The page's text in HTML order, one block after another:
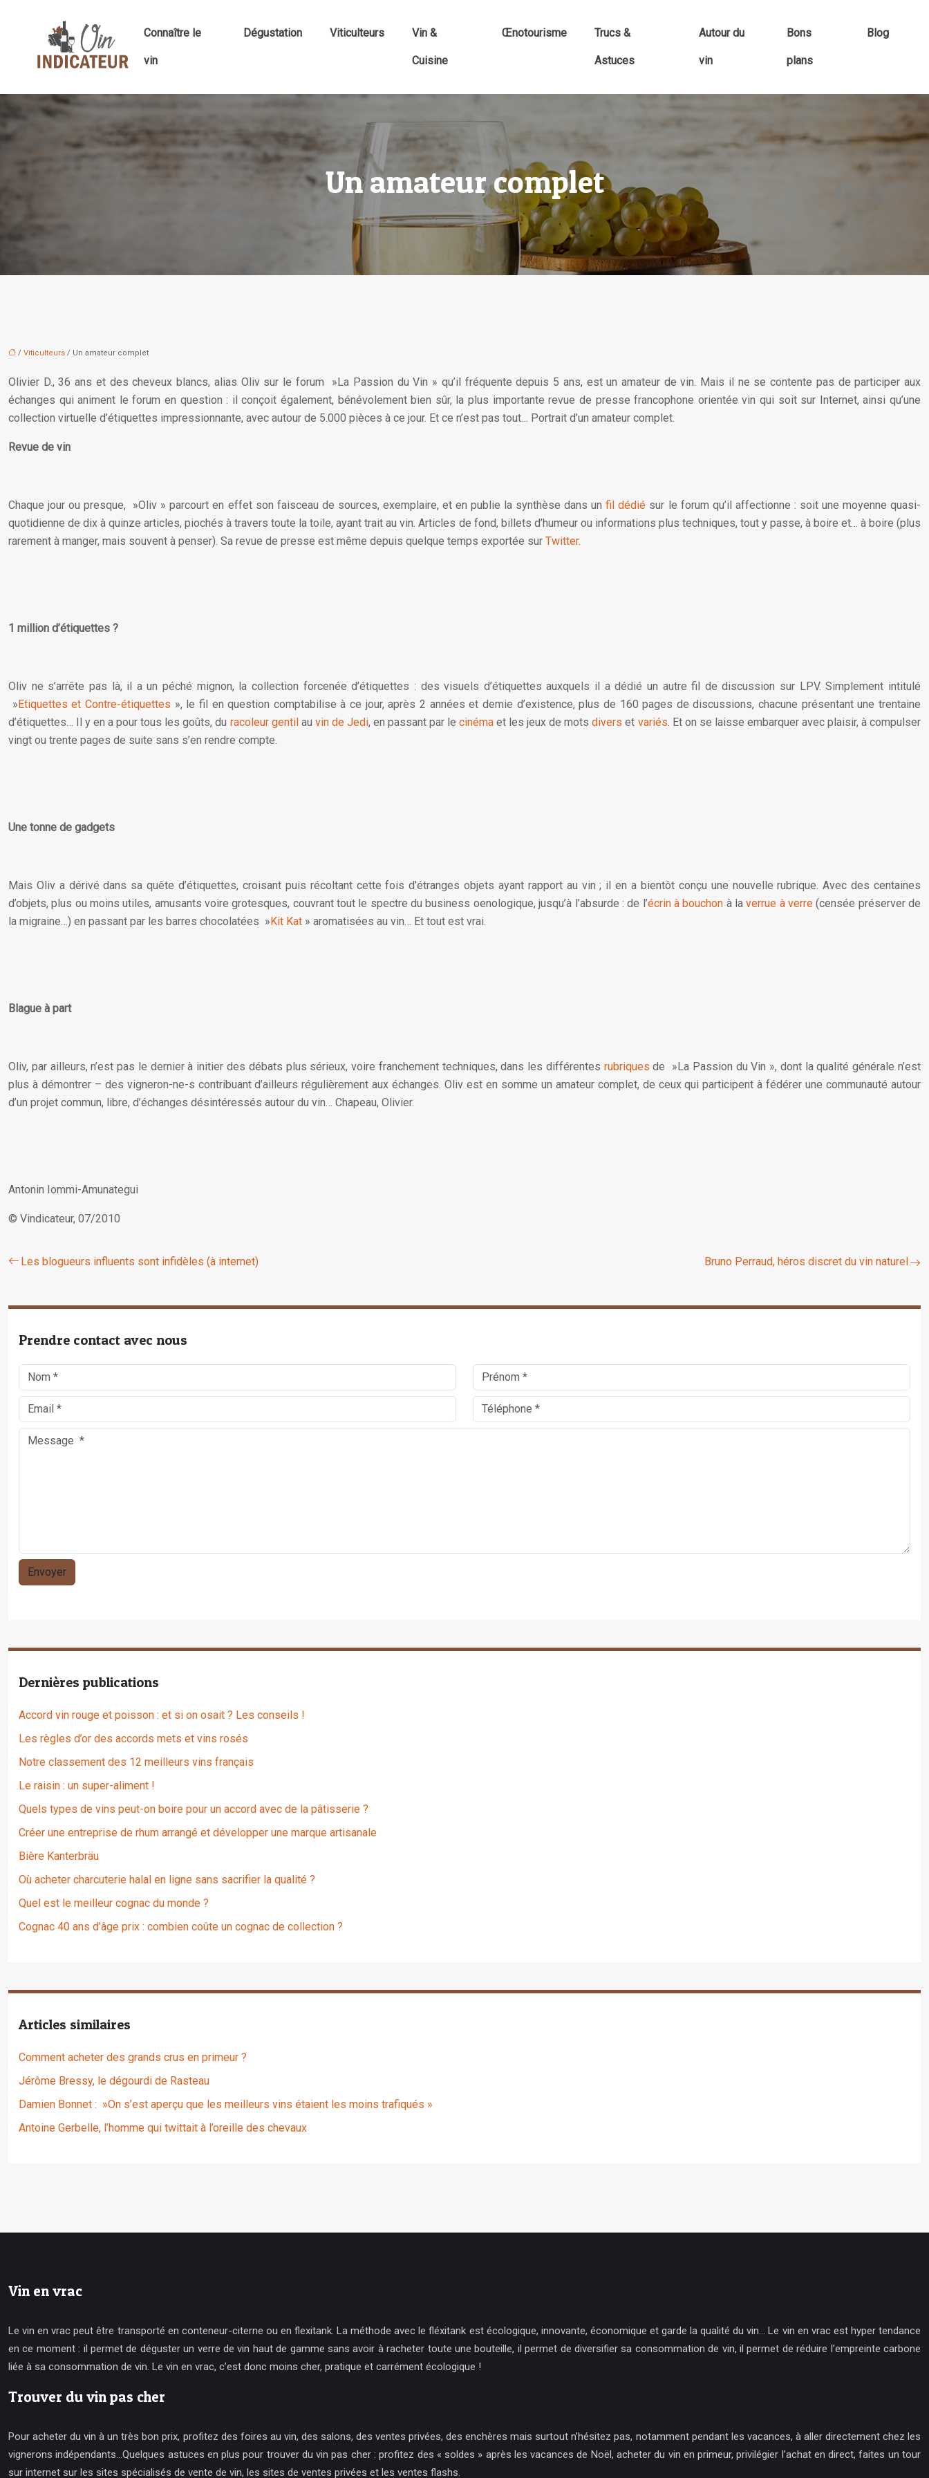
Connaître le
vin
Dégustation Viticulteurs Vin &
Cuisine
Œnotourisme Trucs &
Astuces
Autour du
vin
Bons
plans
Blog
Un amateur complet
/ Viticulteurs / Un amateur complet
Olivier D., 36 ans et des cheveux blancs, alias Oliv sur le forum »La Passion du Vin » qu’il fréquente depuis 5 ans, est un amateur de vin. Mais il ne se contente pas de participer aux
échanges qui animent le forum en question : il conçoit également, bénévolement bien sûr, la plus importante revue de presse francophone orientée vin qui soit sur Internet, ainsi qu’une
collection virtuelle d’étiquettes impressionnante, avec autour de 5.000 pièces à ce jour. Et ce n’est pas tout… Portrait d’un amateur complet.
Revue de vin
Chaque jour ou presque, »Oliv » parcourt en effet son faisceau de sources, exemplaire, et en publie la synthèse dans unfil dédié sur le forum qu’il affectionne : soit une moyenne quasi-
quotidienne de dix à quinze articles, piochés à travers toute la toile, ayant trait au vin. Articles de fond, billets d’humeur ou informations plus techniques, tout y passe, à boire et… à boire (plus
rarement à manger, mais souvent à penser). Sa revue de presse est même depuis quelque temps exportée sur Twitter.
1 million d’étiquettes ?
Oliv ne s’arrête pas là, il a un péché mignon, la collection forcenée d’étiquettes : des visuels d’étiquettes auxquels il a dédié un autre fil de discussion sur LPV. Simplement intitulé
»Etiquettes et Contre-étiquettes », le fil en question comptabilise à ce jour, après 2 années et demie d’existence, plus de 160 pages de discussions, chacune présentant une trentaine
d’étiquettes… Il y en a pour tous les goûts, du racoleur gentilau vin de Jedi, en passant par lecinéma et les jeux de motsdivers et variés. Et on se laisse embarquer avec plaisir, à compulser
vingt ou trente pages de suite sans s’en rendre compte.
Une tonne de gadgets
Mais Oliv a dérivé dans sa quête d’étiquettes, croisant puis récoltant cette fois d’étranges objets ayant rapport au vin ; il en a bientôt conçu une nouvelle rubrique. Avec des centaines
d’objets, plus ou moins utiles, amusants voire grotesques, couvrant tout le spectre du business oenologique, jusqu’à l’absurde : de l’écrin à bouchon à laverrue à verre (censée préserver de
la migraine…) en passant par les barres chocolatées »Kit Kat » aromatisées au vin… Et tout est vrai.
Blague à part
Oliv, par ailleurs, n’est pas le dernier à initier des débats plus sérieux, voire franchement techniques, dans les différentes rubriques de »La Passion du Vin », dont la qualité générale n’est
plus à démontrer – des vigneron-ne-s contribuant d’ailleurs régulièrement aux échanges. Oliv est en somme un amateur complet, de ceux qui participent à fédérer une communauté autour
d’un projet commun, libre, d’échanges désintéressés autour du vin… Chapeau, Olivier.
Antonin Iommi-Amunategui
© Vindicateur, 07/2010
Les blogueurs influents sont infidèles (à internet) Bruno Perraud, héros discret du vin naturel
Prendre contact avec nous
Dernières publications
Accord vin rouge et poisson : et si on osait ? Les conseils !
Les règles d’or des accords mets et vins rosés
Notre classement des 12 meilleurs vins français
Le raisin : un super-aliment !
Quels types de vins peut-on boire pour un accord avec de la pâtisserie ?
Créer une entreprise de rhum arrangé et développer une marque artisanale
Bière Kanterbräu
Où acheter charcuterie halal en ligne sans sacrifier la qualité ?
Quel est le meilleur cognac du monde ?
Cognac 40 ans d’âge prix : combien coûte un cognac de collection ?
Articles similaires
Comment acheter des grands crus en primeur ?
Jérôme Bressy, le dégourdi de Rasteau
Damien Bonnet : »On s’est aperçu que les meilleurs vins étaient les moins trafiqués »
Antoine Gerbelle, l’homme qui twittait à l’oreille des chevaux
Vin en vrac
Le vin en vrac peut être transporté en conteneur-citerne ou en flexitank. La méthode avec le fléxitank est écologique, innovante, économique et garde la qualité du vin… Le vin en vrac est hyper tendance
en ce moment : il permet de déguster un verre de vin haut de gamme sans avoir à racheter toute une bouteille, il permet de diversifier sa consommation de vin, il permet de réduire l’empreinte carbone
liée à sa consommation de vin. Le vin en vrac, c’est donc moins cher, pratique et carrément écologique !
Trouver du vin pas cher
Pour acheter du vin à un très bon prix, profitez des foires au vin, des salons, des ventes privées, des enchères mais surtout n’hésitez pas, notamment pendant les vacances, à aller directement chez les
vignerons indépendants…Quelques astuces en plus pour trouver du vin pas cher : profitez des « soldes » après les vacances de Noël, acheter du vin en primeur, privilégier l’achat en direct, faites un tour
sur internet sur les sites spécialisés de vente de vin, les sites de ventes privées et les ventes flashs.